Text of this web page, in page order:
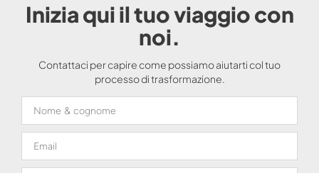
Inizia qui il tuo viaggio con
noi.
Contattaci per capire come possiamo aiutarti col tuo
processo di trasformazione.